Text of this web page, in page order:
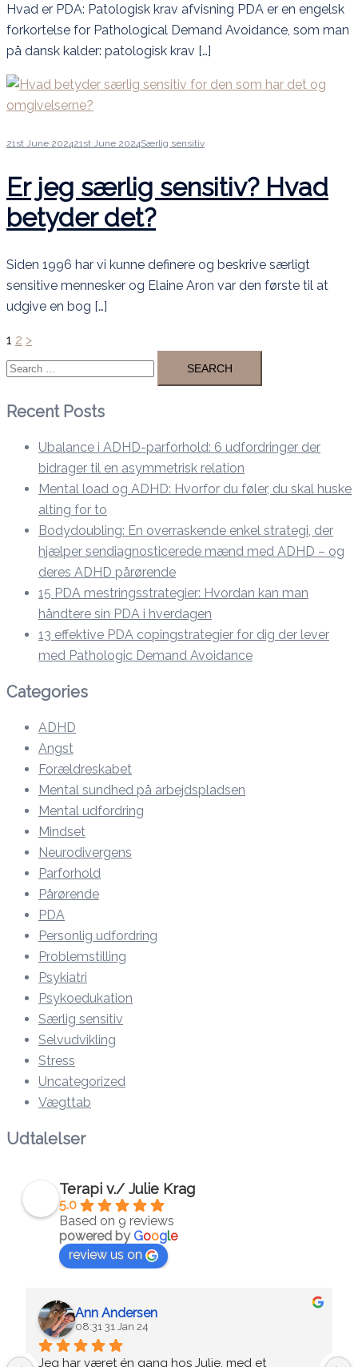
Hvad er PDA: Patologisk krav afvisning PDA er en engelsk
forkortelse for Pathological Demand Avoidance, som man
på dansk kalder: patologisk krav […]
21st June 202421st June 2024Særlig sensitiv
Er jeg særlig sensitiv? Hvad
betyder det?
Siden 1996 har vi kunne definere og beskrive særligt
sensitive mennesker og Elaine Aron var den første til at
udgive en bog […]
Posts
pagination
1 2 >
Search
for:
Recent Posts
Ubalance i ADHD-parforhold: 6 udfordringer der
bidrager til en asymmetrisk relation
Mental load og ADHD: Hvorfor du føler, du skal huske
alting for to
Bodydoubling: En overraskende enkel strategi, der
hjælper sendiagnosticerede mænd med ADHD – og
deres ADHD pårørende
15 PDA mestringsstrategier: Hvordan kan man
håndtere sin PDA i hverdagen
13 effektive PDA copingstrategier for dig der lever
med Pathologic Demand Avoidance
Categories
ADHD
Angst
Forældreskabet
Mental sundhed på arbejdspladsen
Mental udfordring
Mindset
Neurodivergens
Parforhold
Pårørende
PDA
Personlig udfordring
Problemstilling
Psykiatri
Psykoedukation
Særlig sensitiv
Selvudvikling
Stress
Uncategorized
Vægttab
Udtalelser
Terapi v./ Julie Krag
5.0
Based on 9 reviews
powered by Google
review us on
Ann Andersen
08:31 31 Jan 24
Jeg har været én gang hos Julie, med et